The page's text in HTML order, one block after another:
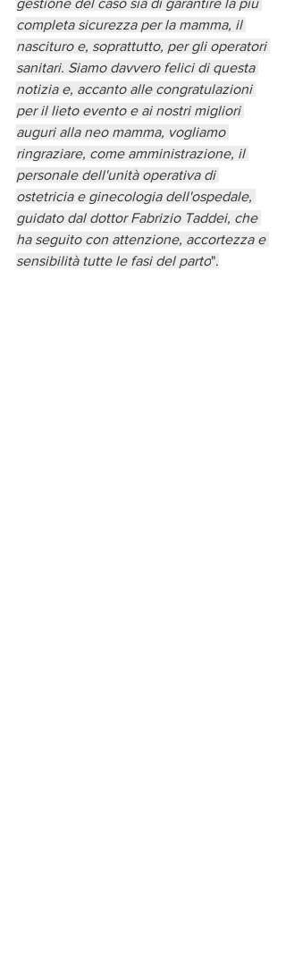
gestione del caso sia di garantire la più
completa sicurezza per la mamma, il
nascituro e, soprattutto, per gli operatori
sanitari. Siamo davvero felici di questa
notizia e, accanto alle congratulazioni
per il lieto evento e ai nostri migliori
auguri alla neo mamma, vogliamo
ringraziare, come amministrazione, il
personale dell'unità operativa di
ostetricia e ginecologia dell'ospedale,
guidato dal dottor Fabrizio Taddei, che
ha seguito con attenzione, accortezza e
sensibilità tutte le fasi del parto".